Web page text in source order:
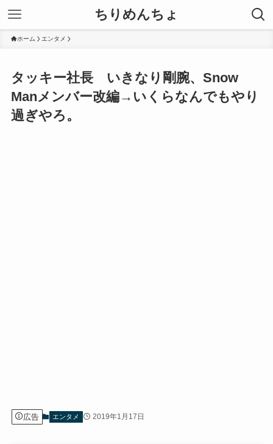
ちりめんちょ
ホーム エンタメ
タッキー社長 いきなり剛腕、Snow
Manメンバー改編→いくらなんでもやり
過ぎやろ。
広告 エンタメ 2019年1月17日